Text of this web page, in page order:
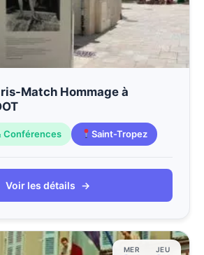
Match Hommage à
Conférences Saint-Tropez
Voir les détails →
MER JEU